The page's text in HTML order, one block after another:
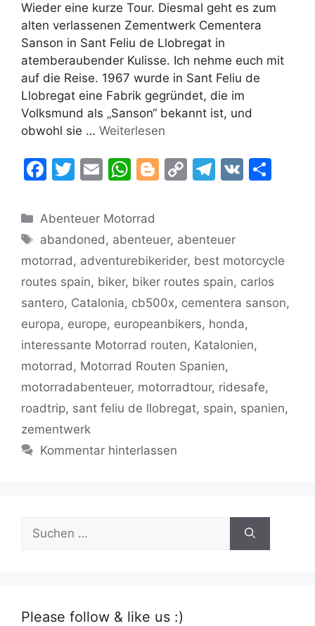
Wieder eine kurze Tour. Diesmal geht es zum
alten verlassenen Zementwerk Cementera
Sanson in Sant Feliu de Llobregat in
atemberaubender Kulisse. Ich nehme euch mit
auf die Reise. 1967 wurde in Sant Feliu de
Llobregat eine Fabrik gegründet, die im
Volksmund als „Sanson“ bekannt ist, und
obwohl sie … Weiterlesen
F
c
e
b
o
o
k
T
itt
er
E
ai
l
W
at
s
A
p
p
Bl
g
er
C
y
Li
n
k
T
gr
a
m
V
Kategorien
Abenteuer Motorrad
Schlagwörter
abandoned , abenteuer, abenteuer
motorrad , adventurebikerider, best motorcycle
routes spain, biker, biker routes spain, carlos
santero, Catalonia, cb500x, cementera sanson,
europa, europe, europeanbikers, honda,
interessante Motorrad routen, Katalonien,
motorrad , Motorrad Routen Spanien,
motorradabenteuer, motorradtour, ridesafe,
roadtrip, sant feliu de llobregat, spain, spanien,
zementwerk
Kommentar hinterlassen
nach:
Please follow & like us :)